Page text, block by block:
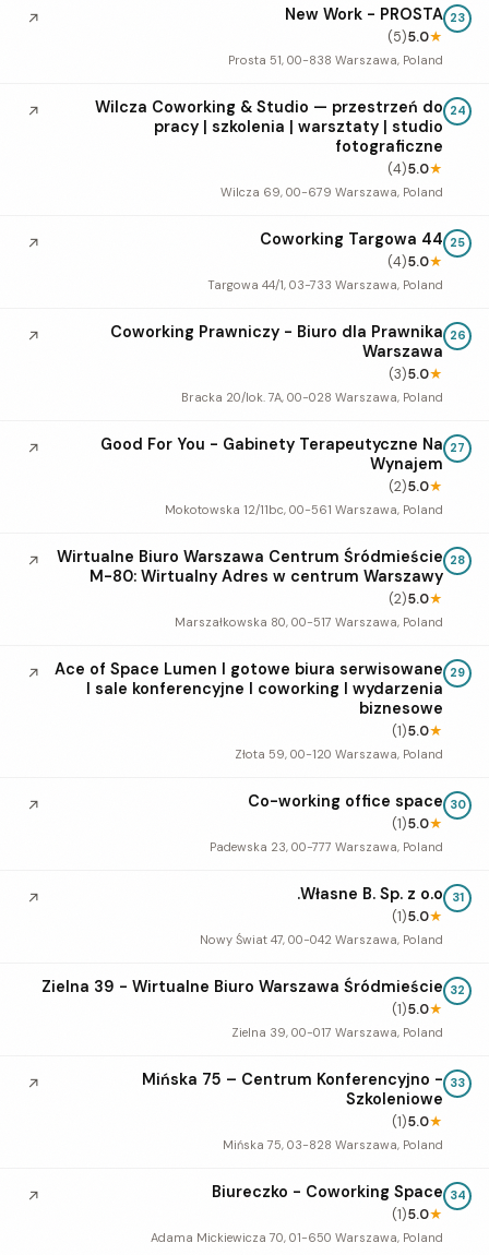
23
New Work - PROSTA
★
5.0
(5)
Prosta 51, 00-838 Warszawa, Poland
↗
24
Wilcza Coworking & Studio — przestrzeń do
pracy | szkolenia | warsztaty | studio
fotograficzne
★
5.0
(4)
Wilcza 69, 00-679 Warszawa, Poland
↗
25
Coworking Targowa 44
★
5.0
(4)
Targowa 44/1, 03-733 Warszawa, Poland
↗
26
Coworking Prawniczy - Biuro dla Prawnika
Warszawa
★
5.0
(3)
Bracka 20/lok. 7A, 00-028 Warszawa, Poland
↗
27
Good For You - Gabinety Terapeutyczne Na
Wynajem
★
5.0
(2)
Mokotowska 12/11bc, 00-561 Warszawa, Poland
↗
28
Wirtualne Biuro Warszawa Centrum Śródmieście
M-80: Wirtualny Adres w centrum Warszawy
★
5.0
(2)
Marszałkowska 80, 00-517 Warszawa, Poland
↗
29
Ace of Space Lumen I gotowe biura serwisowane
I sale konferencyjne I coworking I wydarzenia
biznesowe
★
5.0
(1)
Złota 59, 00-120 Warszawa, Poland
↗
30
Co-working office space
★
5.0
(1)
Padewska 23, 00-777 Warszawa, Poland
↗
31
Własne B. Sp. z o.o.
★
5.0
(1)
Nowy Świat 47, 00-042 Warszawa, Poland
↗
32
Zielna 39 - Wirtualne Biuro Warszawa Śródmieście
★
5.0
(1)
Zielna 39, 00-017 Warszawa, Poland
33
Mińska 75 – Centrum Konferencyjno -
Szkoleniowe
★
5.0
(1)
Mińska 75, 03-828 Warszawa, Poland
↗
34
Biureczko - Coworking Space
★
5.0
(1)
Adama Mickiewicza 70, 01-650 Warszawa, Poland
↗